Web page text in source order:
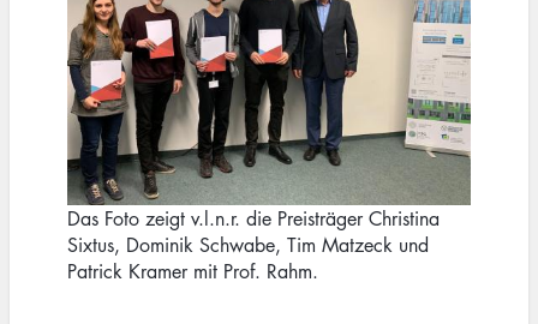
Das Foto zeigt v.l.n.r. die Preisträger Christina
Sixtus, Dominik Schwabe, Tim Matzeck und
Patrick Kramer mit Prof. Rahm.